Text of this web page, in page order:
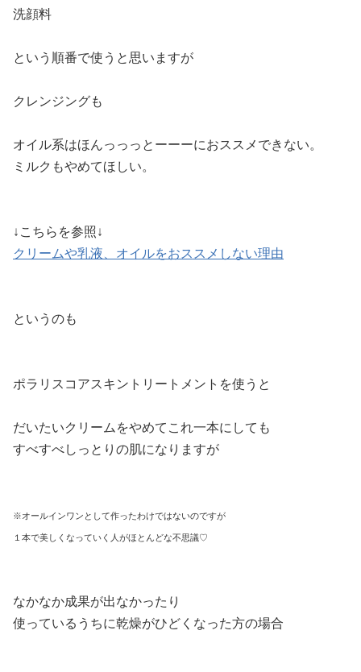
洗顔料
という順番で使うと思いますが
クレンジングも
オイル系はほんっっっとーーーにおススメできない。
ミルクもやめてほしい。
↓こちらを参照↓
クリームや乳液、オイルをおススメしない理由
というのも
ポラリスコアスキントリートメントを使うと
だいたいクリームをやめてこれ一本にしても
すべすべしっとりの肌になりますが
※オールインワンとして作ったわけではないのですが
１本で美しくなっていく人がほとんどな不思議♡
なかなか成果が出なかったり
使っているうちに乾燥がひどくなった方の場合